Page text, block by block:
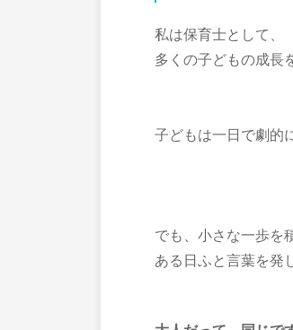
私は保育士として、
多くの子どもの成長
子どもは一日で劇的
でも、小さな一歩を
ある日ふと言葉を発